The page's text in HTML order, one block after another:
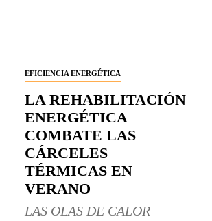
EFICIENCIA ENERGÉTICA
LA REHABILITACIÓN
ENERGÉTICA
COMBATE LAS
CÁRCELES
TÉRMICAS EN
VERANO
LAS OLAS DE CALOR